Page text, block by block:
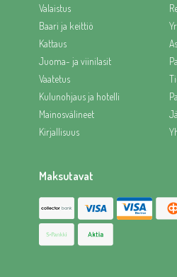
Valaistus
Baari ja keittiö
Kattaus
Juoma- ja viinilasit
Vaatetus
Kulunohjaus ja hotelli
Mainosvälineet
Kirjallisuus
Maksutavat